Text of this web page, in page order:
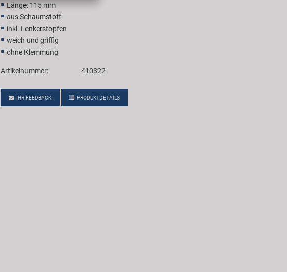
Länge: 115 mm
aus Schaumstoff
inkl. Lenkerstopfen
weich und griffig
ohne Klemmung
Artikelnummer: 410322
IHR FEEDBACK PRODUKTDETAILS